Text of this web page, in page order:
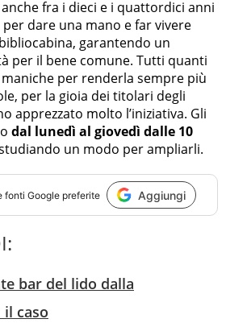
fra i dieci e i quattordici anni
dare una mano e far vivere
garantendo un
per il bene comune. Tutti quanti
per renderla sempre più
per la gioia dei titolari degli
apprezzato molto l’iniziativa. Gli
dal lunedì al giovedì dalle 10
un modo per ampliarli.
fonti Google preferite Aggiungi
bar del lido dalla
caso